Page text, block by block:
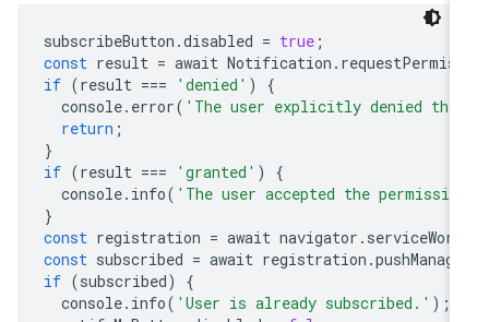
subscribeButton.disabled = true
const result = await Notification.
if (result === 'denied'
console.error('The user explicitly denied the
return
if (result === 'granted'
console.info('The user accepted the
const registration = await navigator.
const subscribed = await registration.
if (subscribed
console.info('User is already subscribed.'